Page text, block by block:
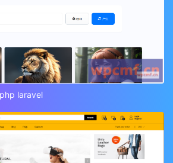
laravel